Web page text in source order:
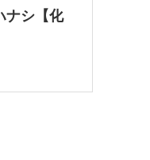
ナシ【化